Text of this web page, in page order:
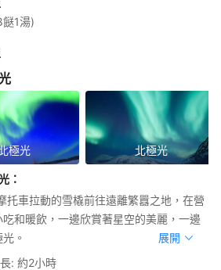
1湯)
極光 北極光
：
托車拉動的雪橇前往遠離繁囂之地，在營
吃和暖飲，一邊欣賞著星空的美麗，一邊
。
展開
: 約2小時